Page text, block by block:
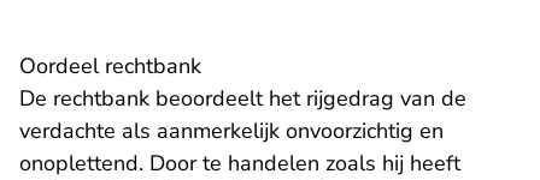
Oordeel rechtbank
De rechtbank beoordeelt het rijgedrag van de
verdachte als aanmerkelijk onvoorzichtig en
onoplettend. Door te handelen zoals hij heeft